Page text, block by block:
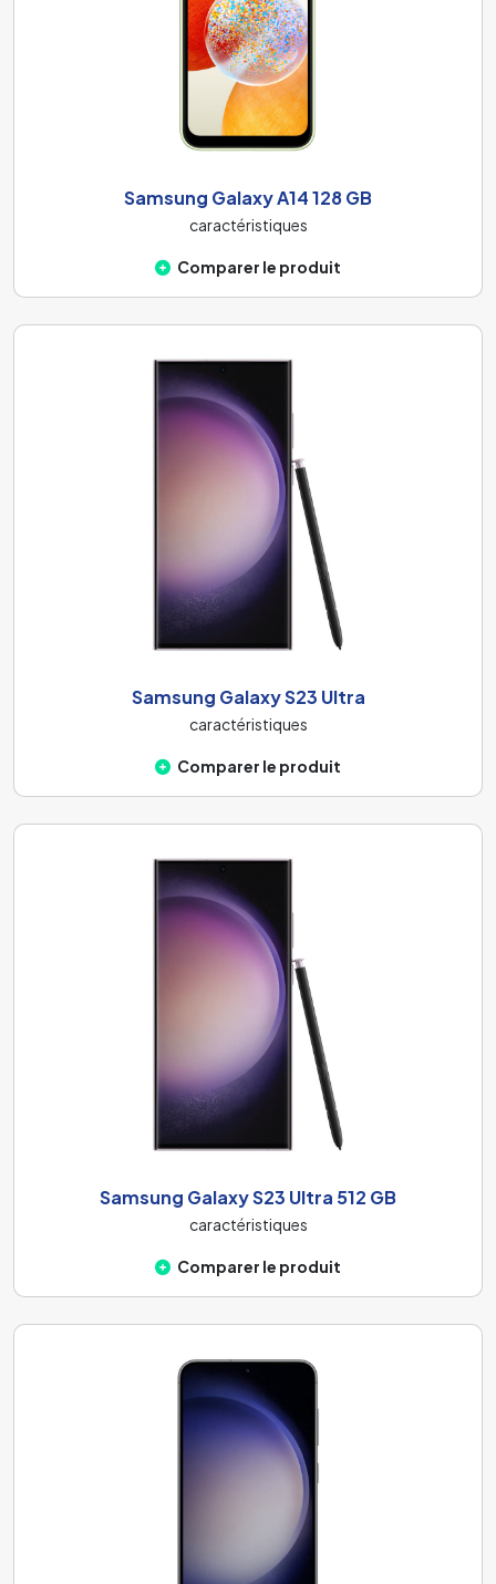
Samsung Galaxy A14 128 GB
caractéristiques
Comparer le produit
Samsung Galaxy S23 Ultra
caractéristiques
Comparer le produit
Samsung Galaxy S23 Ultra 512 GB
caractéristiques
Comparer le produit